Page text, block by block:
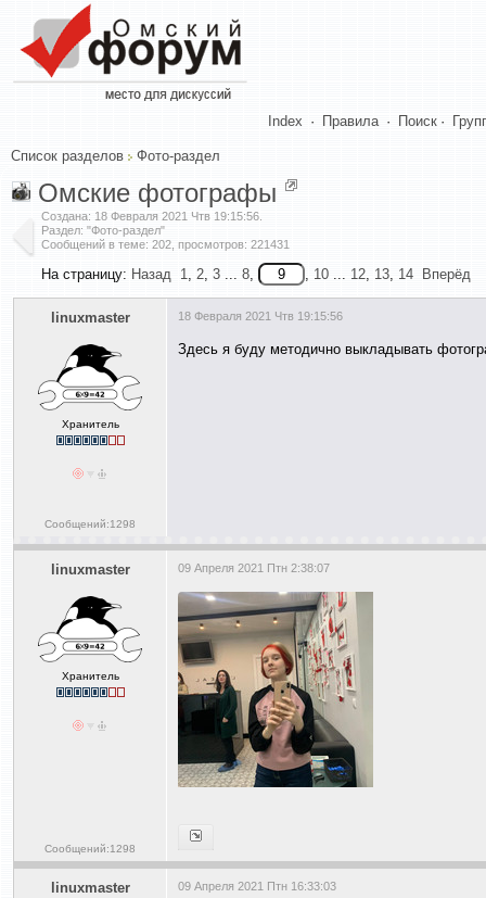
Index · Правила · Поиск ·
Список разделов Фото-раздел
Омские фотографы
Создана: 18 Февраля 2021 Чтв 19:15:56
Раздел: "Фото-раздел"
Сообщений в теме: 202, просмотров: 221431
На страницу: Назад 1, 2, 3 ... 8, , 10... 12, 13, 14 Вперёд
linuxmaster
Хранитель
Сообщений:1298
18 Февраля 2021 Чтв 19:15:56
Здесь я буду методично выкладывать
linuxmaster
Хранитель
Сообщений:1298
09 Апреля 2021 Птн 2:38:07
linuxmaster 09 Апреля 2021 Птн 16:33:03